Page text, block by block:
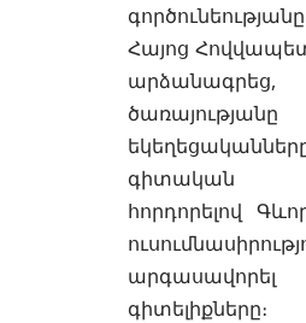
Հայոց
գիտական
հորդորելով
գիտելիքները։